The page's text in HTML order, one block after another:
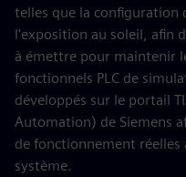
telles que la configuration
l'exposition au soleil, afin
à émettre pour maintenir
fonctionnels PLC de
développés sur le portail
Automation) de Siemens
de fonctionnement réelles
système.